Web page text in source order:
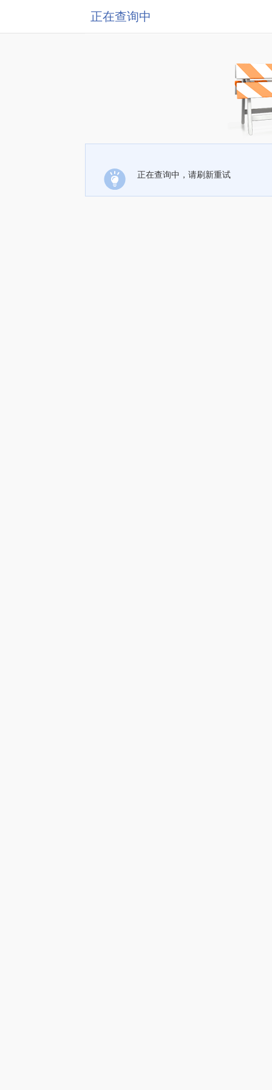
正在查询中
正在查询中，请刷新重试